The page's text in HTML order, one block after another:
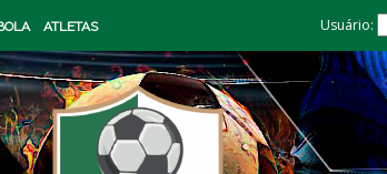
ATLETAS Usuário: